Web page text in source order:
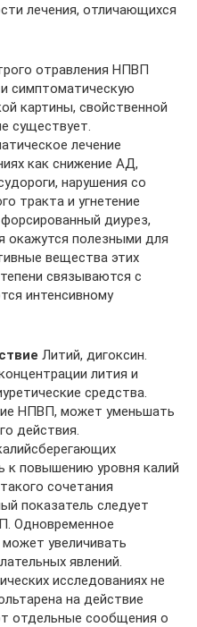
лечения, отличающихся
отравления НПВП
симптоматическую
картины, свойственной
существует.
лечение
как снижение АД,
нарушения со
тракта и угнетение
диурез,
окажутся полезными для
вещества этих
связываются с
интенсивному
Литий, дигоксин.
лития и
средства.
НПВП, может уменьшать
действия.
к повышению уровня калий
сочетания
показатель следует
Одновременное
увеличивать
явлений.
исследованиях не
на действие
отдельные сообщения о